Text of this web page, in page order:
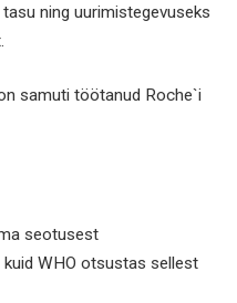
ning uurimistegevuseks
samuti töötanud Roche`i
seotusest
WHO otsustas sellest